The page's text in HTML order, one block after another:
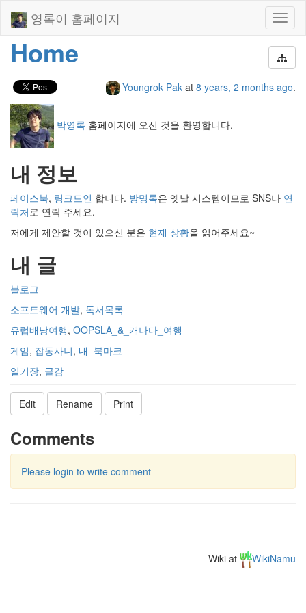
영록이 홈페이지
Home
Youngrok Pak at 8 years, 2 months ago.
박영록 홈페이지에 오신 것을 환영합니다.
내 정보
페이스북, 링크드인 합니다. 방명록은 옛날 시스템이므로 SNS나 연
락처로 연락 주세요.
저에게 제안할 것이 있으신 분은 현재 상황을 읽어주세요~
내 글
블로그
소프트웨어 개발, 독서목록
유럽배낭여행, OOPSLA_&_캐나다_여행
게임, 잡동사니, 내_북마크
일기장, 글감
Edit Rename Print
Comments
Please login to write comment
Wiki at WikiNamu